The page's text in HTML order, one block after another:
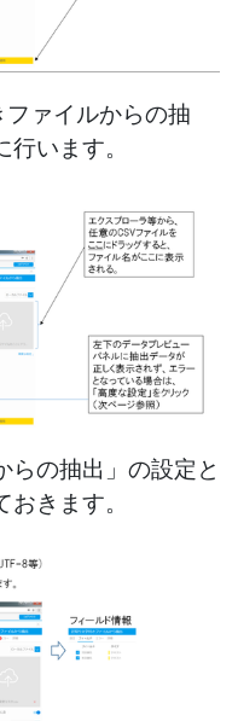
ァイルからの抽
います。
らの抽出」の設定と
きます。